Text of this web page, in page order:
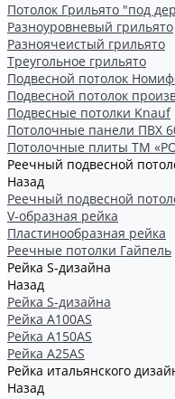
Потолок Грильято "под
Разноуровневый грильято
Разноячеистый грильято
Треугольное грильято
Подвесной потолок
Подвесной потолок
Подвесные потолки Knauf
Потолочные панели ПВХ
Потолочные плиты ТМ
Реечный подвесной
Назад
Реечный подвесной
V-образная рейка
Пластинообразная рейка
Реечные потолки Гайпель
Рейка S-дизайна
Назад
Рейка S-дизайна
Рейка А100АS
Рейка А150АS
Рейка А25АS
Рейка итальянского
Назад